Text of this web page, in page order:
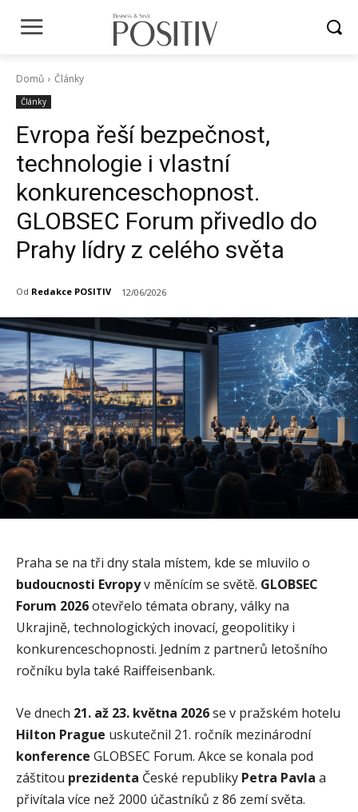
Domů Články
Články
Evropa řeší bezpečnost,
technologie i vlastní
konkurenceschopnost.
GLOBSEC Forum přivedlo do
Prahy lídry z celého světa
Od Redakce POSITIV 12/06/2026
Praha se na tři dny stala místem, kde se mluvilo o
budoucnosti Evropyv měnícím se světě. GLOBSEC
Forum 2026otevřelo témata obrany, války na
Ukrajině, technologických inovací, geopolitiky i
konkurenceschopnosti. Jedním z partnerů letošního
ročníku byla také Raiffeisenbank.
Ve dnech 21. až 23. května 2026se v pražském hotelu
Hilton Prague uskutečnil 21. ročník mezinárodní
konference GLOBSEC Forum. Akce se konala pod
záštitou prezidenta České republiky Petra Pavla a
přivítala více než 2000 účastníků z 86 zemí světa.